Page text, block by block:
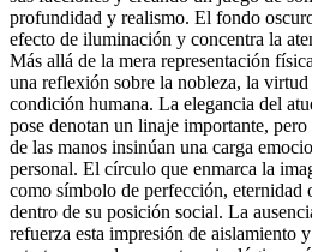
profundidad y realismo. El fondo
efecto de iluminación y concentra la
Más allá de la mera representación
una reflexión sobre la nobleza, la
condición humana. La elegancia del
pose denotan un linaje importante,
de las manos insinúan una carga
personal. El círculo que enmarca la
como símbolo de perfección, eternidad
dentro de su posición social. La
refuerza esta impresión de aislamiento